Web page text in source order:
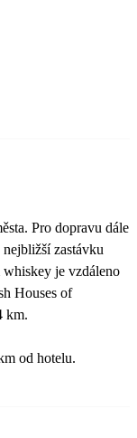
Pro dopravu dále
zastávku
whiskey je vzdáleno
Houses of
km.
od hotelu.